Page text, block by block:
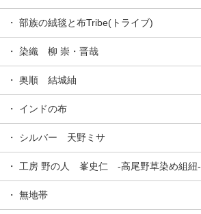
・ 部族の絨毯と布Tribe(トライブ)
・ 染織 柳 崇・晋哉
・ 奥順 結城紬
・ インドの布
・ シルバー 天野ミサ
・ 工房 野の人 峯史仁 -高尾野草染め組紐-
・ 無地帯